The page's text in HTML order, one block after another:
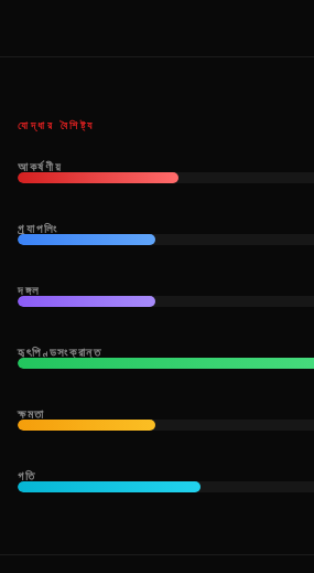
যোদ্ধার বৈশিষ্ট্য
আকর্ষণীয়
গ্র্যাপলিং
দঙ্গল
হৃৎপিণ্ডসংক্রান্ত
ক্ষমতা
গতি